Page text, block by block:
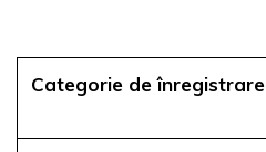
Categorie de înregistrare